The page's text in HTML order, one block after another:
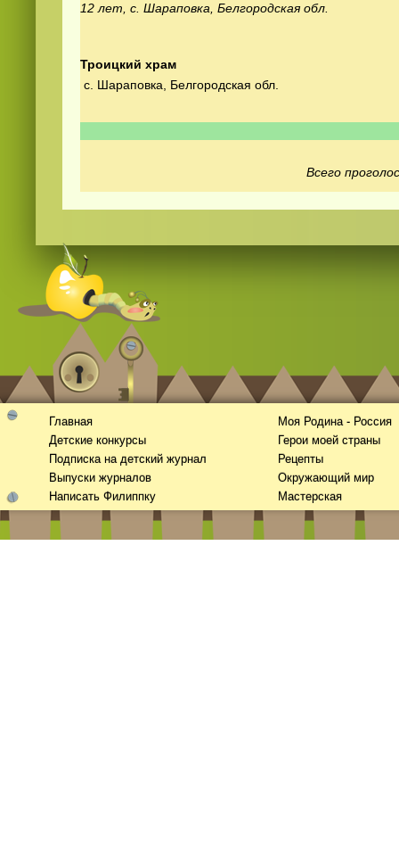
12 лет, с. Шараповка, Белгородская обл.
Троицкий храм
с. Шараповка, Белгородская обл.
Всего
Главная
Детские конкурсы
Подписка на детский журнал
Выпуски журналов
Написать Филиппку
Моя Родина - Россия
Герои моей страны
Рецепты
Окружающий мир
Мастерская
видеоонлайн